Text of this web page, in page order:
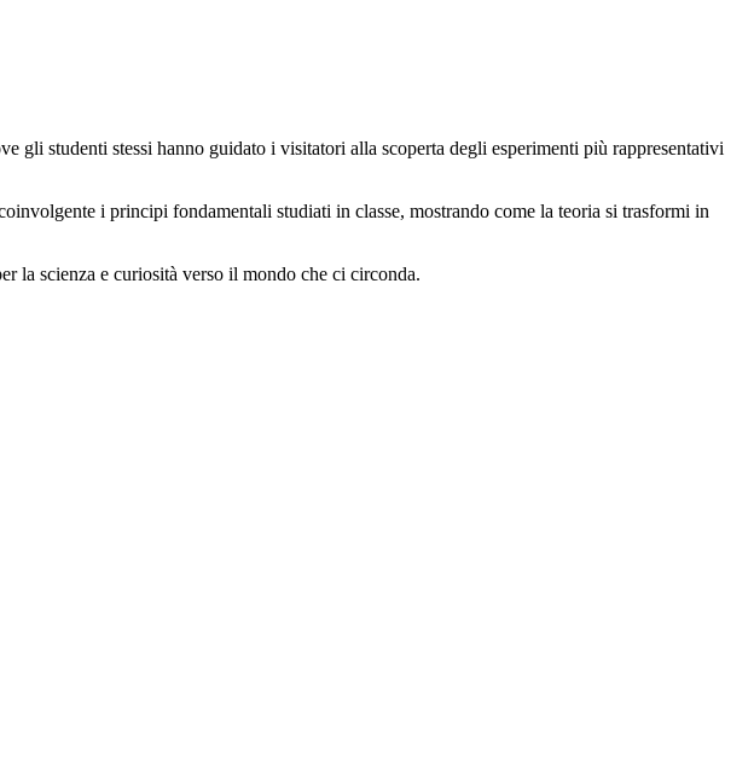
studenti stessi hanno guidato i visitatori alla scoperta degli esperimenti più rappresentativi
i principi fondamentali studiati in classe, mostrando come la teoria si trasformi in
la scienza e curiosità verso il mondo che ci circonda.